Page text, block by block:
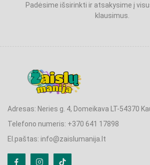
Padėsime išsirinkti ir atsakysime į
klausimus.
Adresas: Neries g. 4, Domeikava LT-54370
Telefono numeris: +370 641 17898
El.paštas: info@zaislumanija.lt